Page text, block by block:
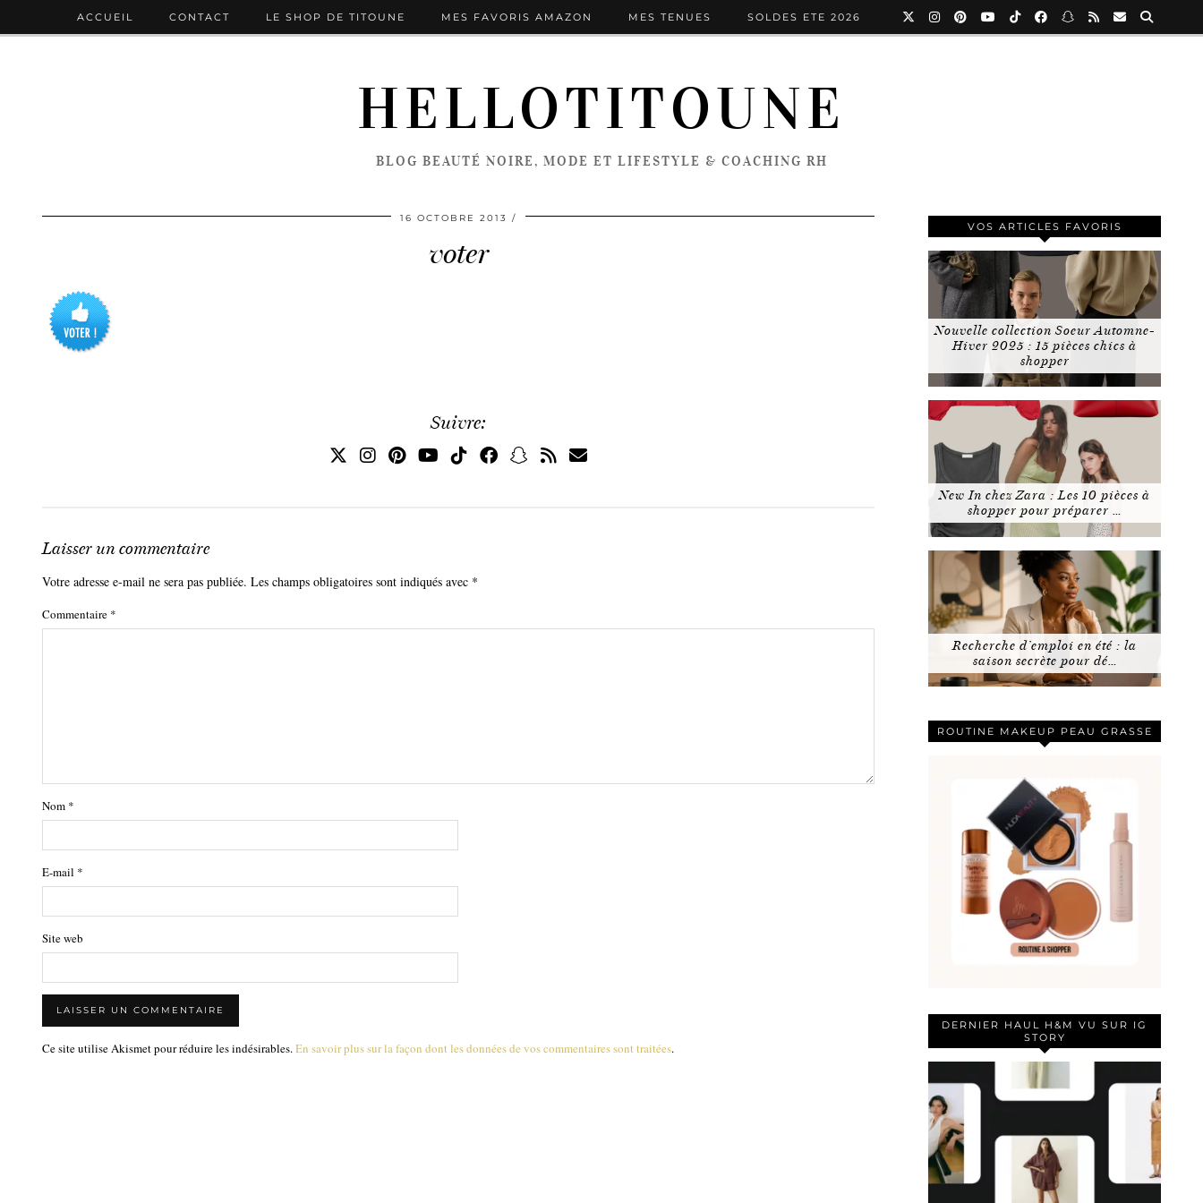
HELLOTITOUNE
BLOG BEAUTÉ NOIRE, MODE ET LIFESTYLE & COACHING RH
ACCUEIL CONTACT LE SHOP DE TITOUNE MES FAVORIS AMAZON MES TENUES SOLDES ETE 2026
16 OCTOBRE 2013
voter
Suivre:
Laisser un commentaire
Votre adresse e-mail ne sera pas publiée. Les champs obligatoires sont indiqués avec *
Commentaire *
Nom *
E-mail *
Site web
Ce site utilise Akismet pour réduire les indésirables. En savoir plus sur la façon dont les données de vos commentaires sont traitées.
VOS ARTICLES FAVORIS
Nouvelle collection Soeur Automne-
Hiver 2025 : 15 pièces chics à
shopper
New In chez Zara : Les 10 pièces à
shopper pour préparer …
Recherche d’emploi en été : la
saison secrète pour dé…
ROUTINE MAKEUP PEAU GRASSE
DERNIER HAUL H&M VU SUR IG
STORY